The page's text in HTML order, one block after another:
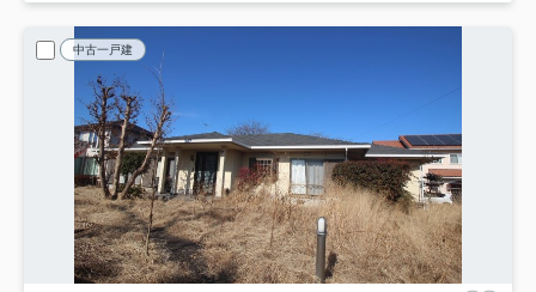
中古一戸建